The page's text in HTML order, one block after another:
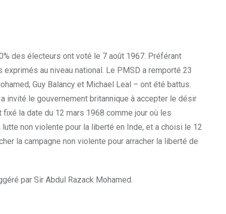
des électeurs ont voté le 7 août 1967. Préférant
au niveau national. Le PMSD a remporté 23
Guy Balancy et Michael Leal – ont été battus.
invité le gouvernement britannique à accepter le désir
fixé la date du 12 mars 1968 comme jour où les
non violente pour la liberté en Inde, et a choisi le 12
la campagne non violente pour arracher la liberté de
par Sir Abdul Razack Mohamed.